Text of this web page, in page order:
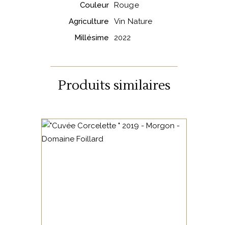
Couleur Rouge
Agriculture
Vin Nature
Millésime
2022
Produits similaires
BEAUJOLAIS